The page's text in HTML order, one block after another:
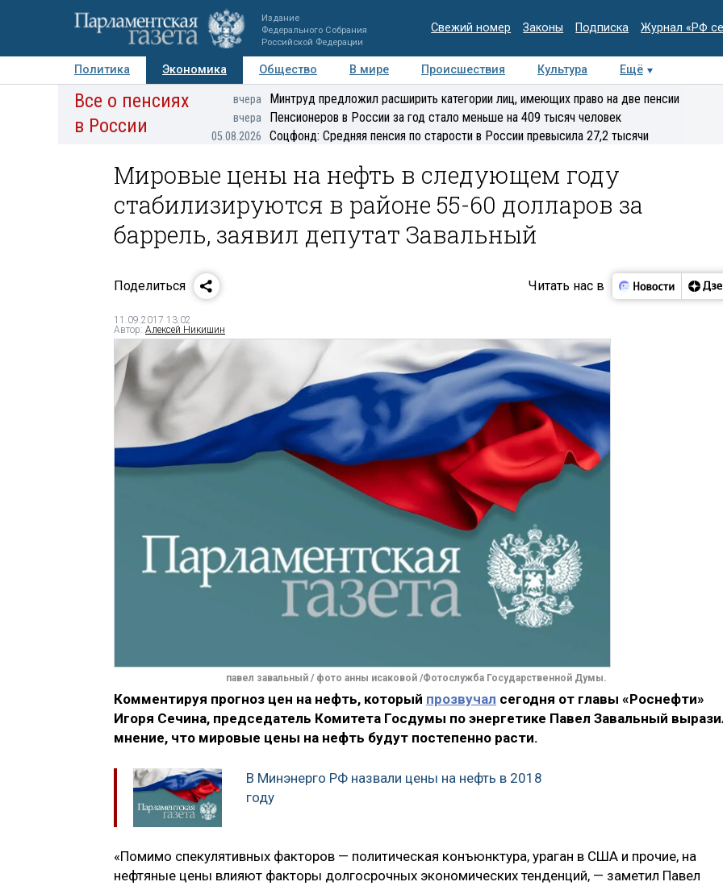
Издание
Федерального Собрания
Российской Федерации
Свежий номер Законы Подписка Журнал «РФ
Политика Экономика Общество В мире Происшествия Культура
Ещё
Авторы Персоны Мнения Регионы Медиацентр Интервью Колумнисты
Все о пенсиях
в России
вчера Минтруд предложил расширить категории лиц, имеющих право на две пенсии
вчера Пенсионеров в России за год стало меньше на 409 тысяч человек
05.08.2026 Соцфонд: Средняя пенсия по старости в России превысила 27,2 тысячи
Мировые цены на нефть в следующем году
стабилизируются в районе 55-60 долларов за
баррель, заявил депутат Завальный
Поделиться Читать нас в
11.09.2017 13:02
Автор: Алексей Никишин
павел завальный / фото анны исаковой /Фотослужба Государственной Думы.
Комментируя прогноз цен на нефть, который прозвучал сегодня от главы «Роснефти»
Игоря Сечина, председатель Комитета Госдумы по энергетике Павел Завальный
мнение, что мировые цены на нефть будут постепенно расти.
В Минэнерго РФ назвали цены на нефть в 2018
году
«Помимо спекулятивных факторов — политическая конъюнктура, ураган в США и прочие, на
нефтяные цены влияют факторы долгосрочных экономических тенденций, — заметил Павел